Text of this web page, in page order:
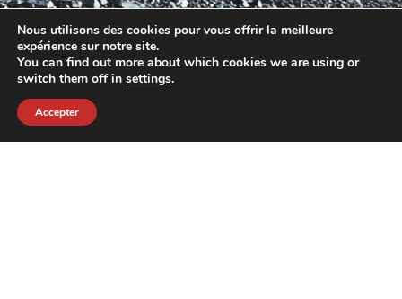
Nous utilisons des cookies pour vous offrir la meilleure
expérience sur notre site.
You can find out more about which cookies we are using or
switch them off in settings.
Accepter